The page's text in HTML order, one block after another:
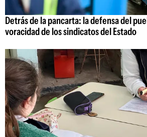
Detrás de la pancarta: la defensa del
voracidad de los sindicatos del Estado